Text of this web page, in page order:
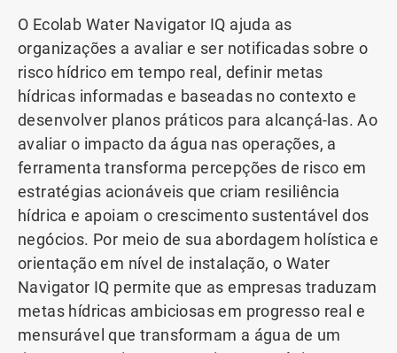
O Ecolab Water Navigator IQ ajuda as
organizações a avaliar e ser notificadas sobre o
risco hídrico em tempo real, definir metas
hídricas informadas e baseadas no contexto e
desenvolver planos práticos para alcançá-las. Ao
avaliar o impacto da água nas operações, a
ferramenta transforma percepções de risco em
estratégias acionáveis que criam resiliência
hídrica e apoiam o crescimento sustentável dos
negócios. Por meio de sua abordagem holística e
orientação em nível de instalação, o Water
Navigator IQ permite que as empresas traduzam
metas hídricas ambiciosas em progresso real e
mensurável que transformam a água de um